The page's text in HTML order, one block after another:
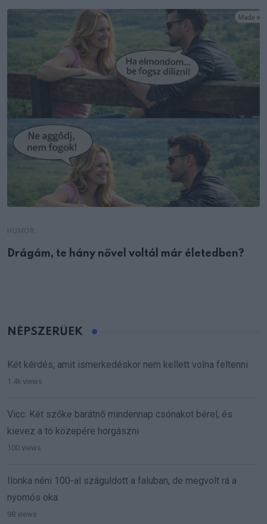
Drágám, te hány nővel voltál már életedben?
NÉPSZERŰEK
Két kérdés, amit ismerkedéskor nem kellett volna feltenni
1.4k views
Vicc: Két szőke barátnő mindennap csónakot bérel, és
kievez a tó közepére horgászni
100 views
Ilonka néni 100-al száguldott a faluban, de megvolt rá a
nyomós oka
98 views